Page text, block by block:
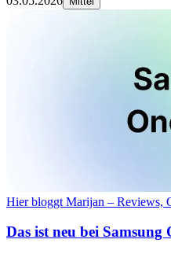
Hier bloggt Marijan – Reviews,
Das ist neu bei Samsung